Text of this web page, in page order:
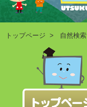
トップページ > 自然検索